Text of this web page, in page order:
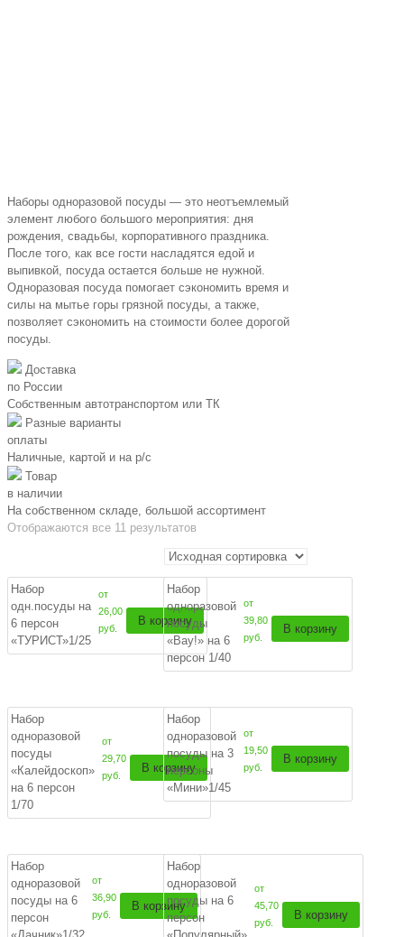
Наборы одноразовой посуды — это неотъемлемый
элемент любого большого мероприятия: дня
рождения, свадьбы, корпоративного праздника.
После того, как все гости насладятся едой и
выпивкой, посуда остается больше не нужной.
Одноразовая посуда помогает сэкономить время и
силы на мытье горы грязной посуды, а также,
позволяет сэкономить на стоимости более дорогой
посуды.
Доставка
по России
Собственным автотранспортом или ТК
Разные варианты
оплаты
Наличные, картой и на р/c
Товар
в наличии
На собственном складе, большой ассортимент
Отображаются все 11 результатов
Набор
одн.посуды на
6 персон
«ТУРИСТ»1/25
от
26,00
руб.
В корзину
Набор
одноразовой
посуды
«Вау!» на 6
персон 1/40
от
39,80
руб.
В корзину
Набор
одноразовой
посуды
«Калейдоскоп»
на 6 персон
1/70
от
29,70
руб.
В корзину
Набор
одноразовой
посуды на 3
персоны
«Мини»1/45
от
19,50
руб.
В корзину
Набор
одноразовой
посуды на 6
персон
от
36,90
руб.
В корзину
Набор
одноразовой
посуды на 6
персон
от
45,70
руб.
В корзину